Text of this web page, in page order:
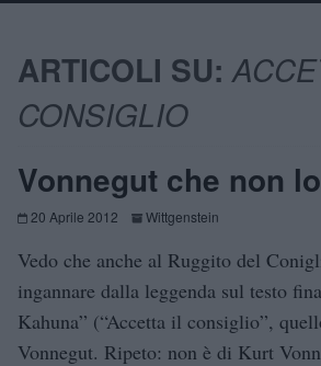
ARTICOLI SU:
CONSIGLIO
Vonnegut che non
20 Aprile 2012 Wittgenstein
Vedo che anche al Ruggito del
ingannare dalla leggenda sul testo
Kahuna” (“Accetta il consiglio”,
Vonnegut. Ripeto: non è di Kurt